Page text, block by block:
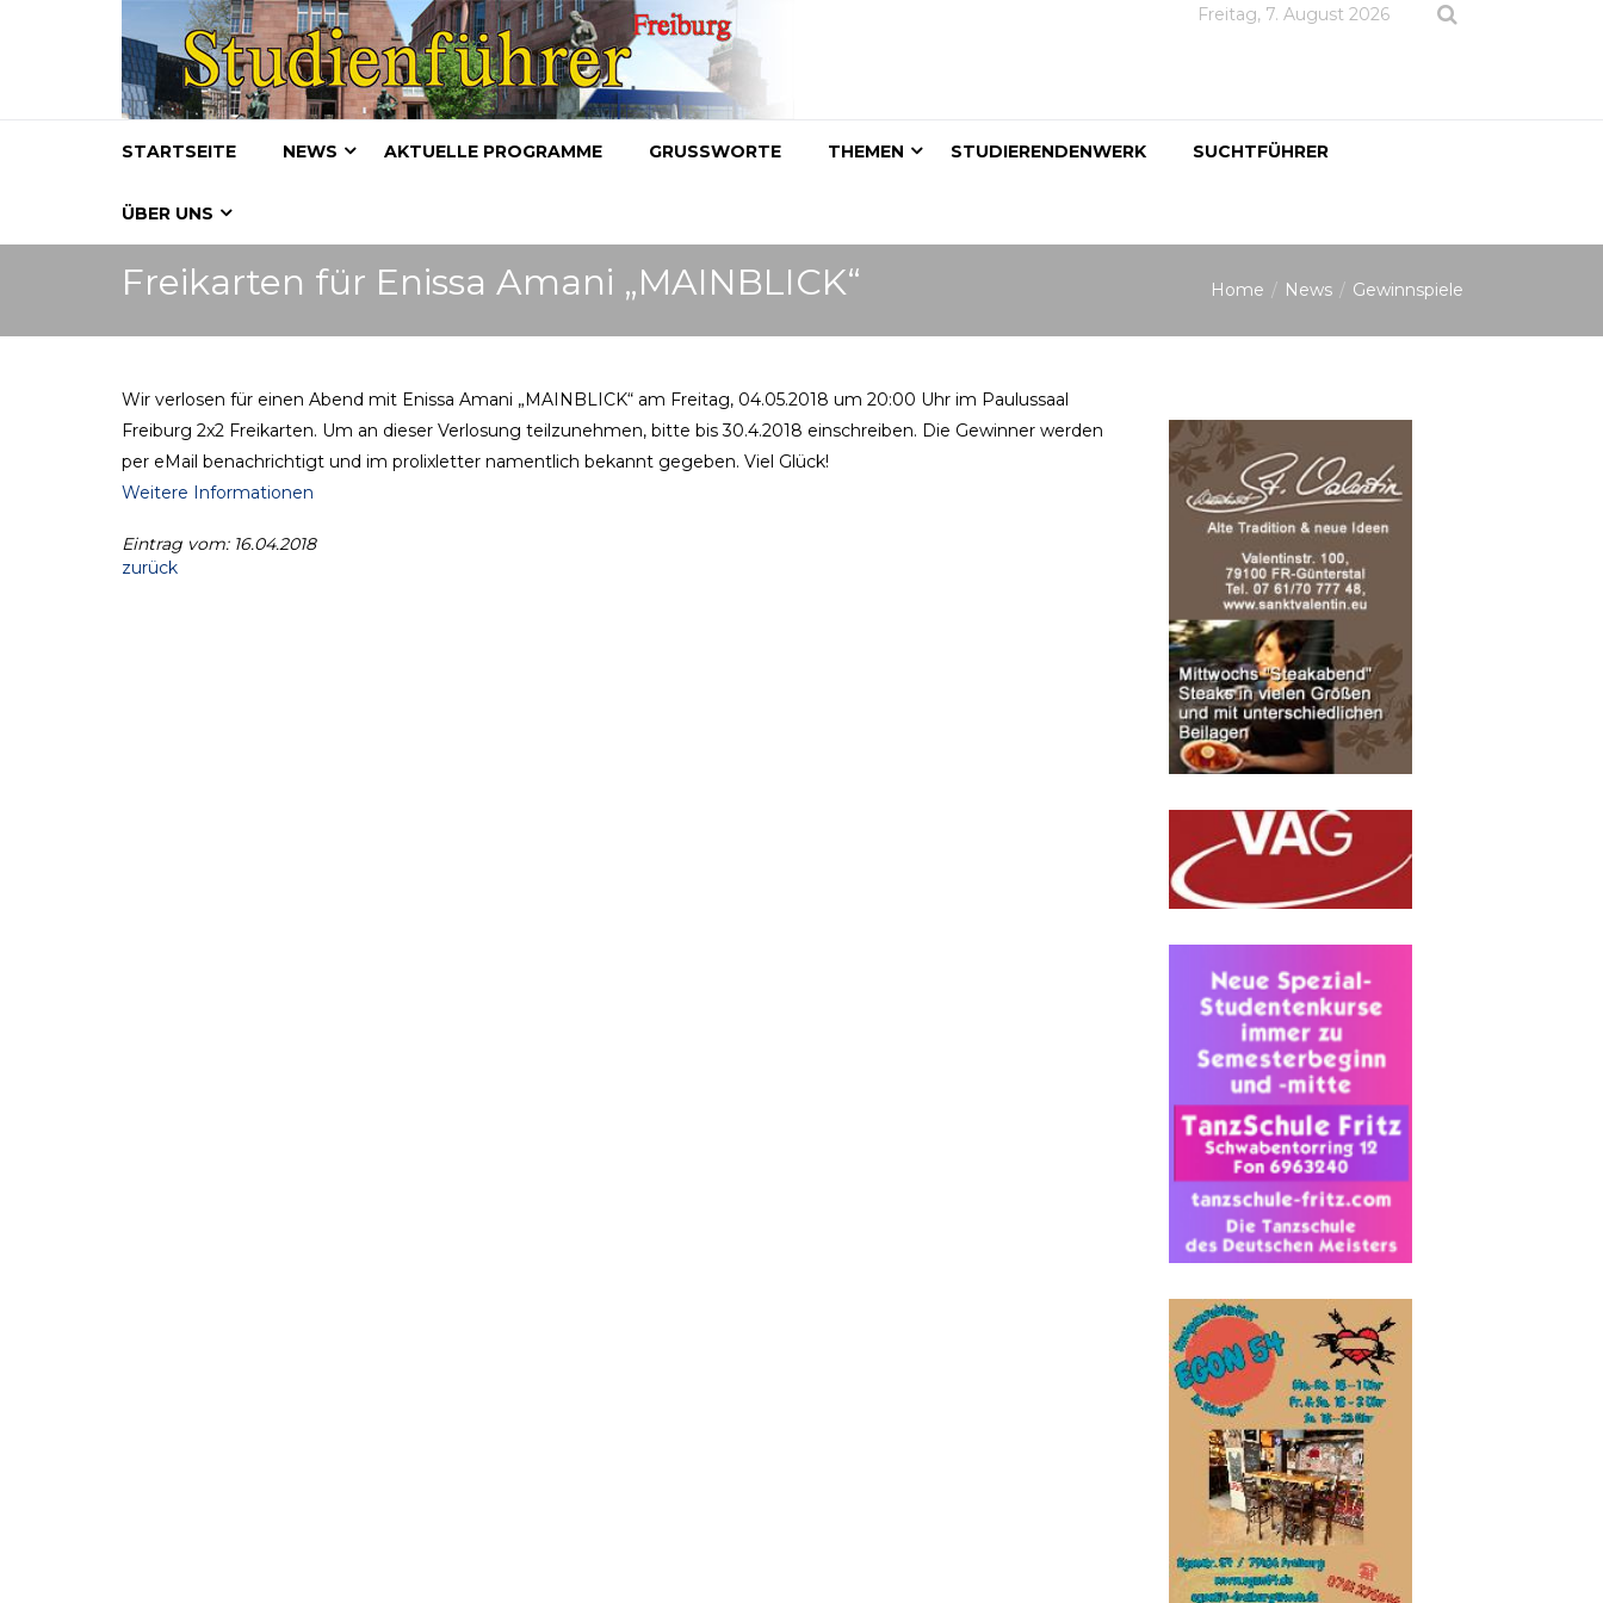
Freitag, 7. August 2026
STARTSEITE NEWS AKTUELLE PROGRAMME GRUSSWORTE THEMEN STUDIERENDENWERK SUCHTFÜHRER
ÜBER UNS
Freikarten für Enissa Amani „MAINBLICK“ Home News Gewinnspiele
Wir verlosen für einen Abend mit Enissa Amani „MAINBLICK“ am Freitag, 04.05.2018 um 20:00 Uhr im Paulussaal
Freiburg 2x2 Freikarten. Um an dieser Verlosung teilzunehmen, bitte bis 30.4.2018 einschreiben. Die Gewinner werden
per eMail benachrichtigt und im prolixletter namentlich bekannt gegeben. Viel Glück!
Weitere Informationen
Eintrag vom: 16.04.2018
zurück